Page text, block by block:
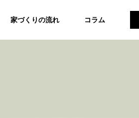
家づくりの流れ コラム